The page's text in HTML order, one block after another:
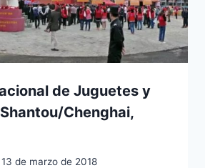
de Juguetes y
Chenghai,
13 de marzo de 2018